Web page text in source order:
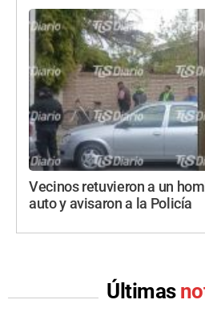
Vecinos retuvieron a un
auto y avisaron a la Policía
Últimas